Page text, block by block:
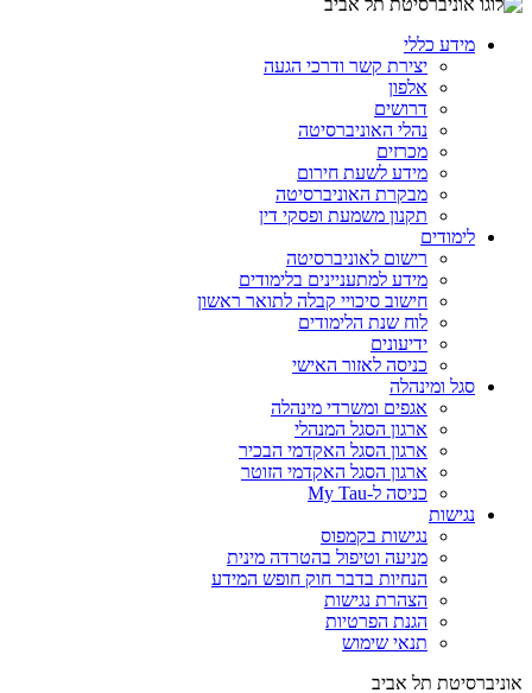
מידע כללי
יצירת קשר ודרכי הגעה
אלפון
דרושים
נהלי האוניברסיטה
מכרזים
מידע לשעת חירום
מבקרת האוניברסיטה
תקנון משמעת ופסקי דין
לימודים
רישום לאוניברסיטה
מידע למתעניינים בלימודים
חישוב סיכויי קבלה לתואר ראשון
לוח שנת הלימודים
ידיעונים
כניסה לאזור האישי
סגל ומינהלה
אגפים ומשרדי מינהלה
ארגון הסגל המנהלי
ארגון הסגל האקדמי הבכיר
ארגון הסגל האקדמי הזוטר
כניסה ל-My Tau
נגישות
נגישות בקמפוס
מניעה וטיפול בהטרדה מינית
הנחיות בדבר חוק חופש המידע
הצהרת נגישות
הגנת הפרטיות
תנאי שימוש
אוניברסיטת תל אביב